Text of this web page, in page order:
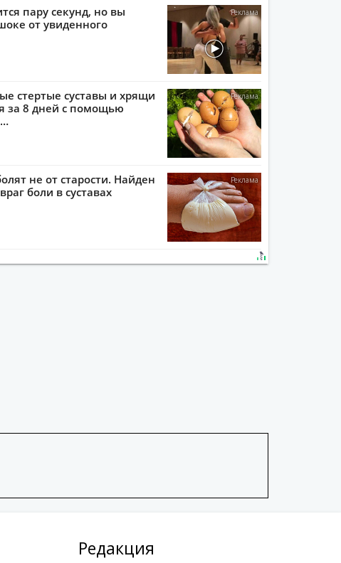
пару секунд, но вы
от увиденного
стертые суставы и хрящи
за 8 дней с помощью
не от старости. Найден
боли в суставах
Редакция